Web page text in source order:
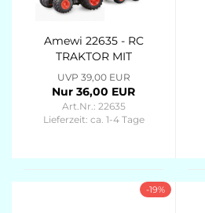
Amewi 22635 - RC
TRAKTOR MIT
KIPPANHÄNGER 1:24
RTR GRÜN
UVP 39,00 EUR
Nur 36,00 EUR
Art.Nr.: 22635
Lieferzeit: ca. 1-4 Tage
-19%